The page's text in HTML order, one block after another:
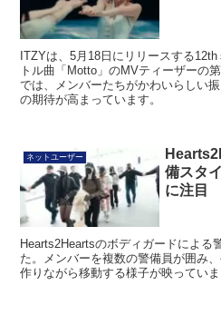
ITZYは、5月18日にリリースする
トル曲「Motto」のMVティーザーの
では、メンバーたちがかわいらしい
の期待が高まっています。
ネットユーザー
備スタ
に注目
Hearts2Heartsのボディガードによる
た。メンバーを複数の警備員が囲み
作りながら移動する様子が映っていま